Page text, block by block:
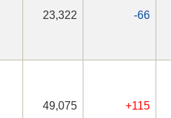
23,322 -66
49,075 +115